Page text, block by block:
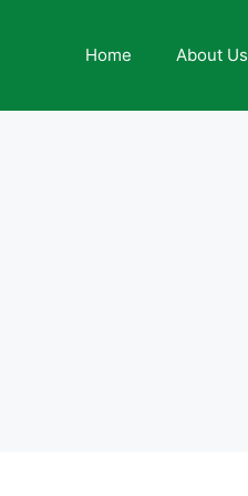
Home About Us